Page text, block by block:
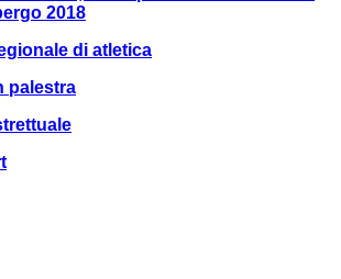
2018
di atletica
palestra